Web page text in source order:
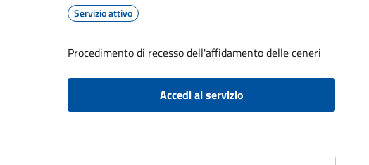
Servizio attivo
Procedimento di recesso dell'affidamento delle ceneri
Accedi al servizio